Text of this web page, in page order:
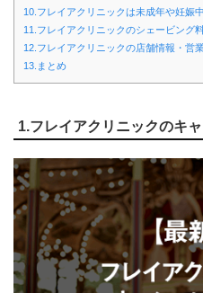
10.フレイアクリニックは未成年や妊娠
11.フレイアクリニックのシェービング
12.フレイアクリニックの店舗情報・営
13.まとめ
1.フレイアクリニックのキ